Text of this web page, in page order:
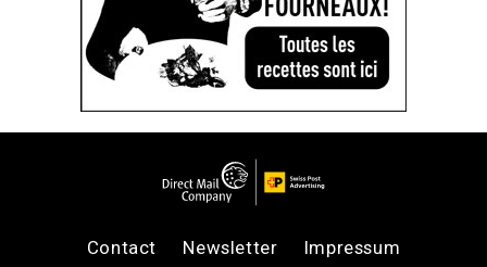
Contact Newsletter
Impressum